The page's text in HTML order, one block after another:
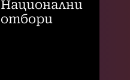
Национални
отбори